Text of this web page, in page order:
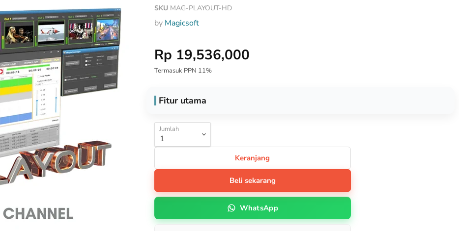
SKU MAG-PLAYOUT-HD
by Magicsoft
Harga Special
Rp 19,536,000
Termasuk PPN 11%
Fitur utama
Jumlah
Keranjang
Beli sekarang
WhatsApp